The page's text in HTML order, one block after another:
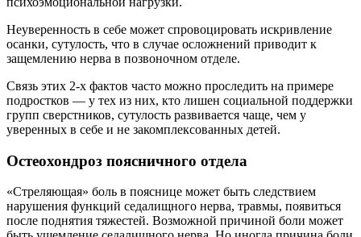
Неуверенность в себе может спровоцировать искривление
осанки, сутулость, что в случае осложнений приводит к
защемлению нерва в позвоночном отделе.
Связь этих 2-х фактов часто можно проследить на примере
подростков — у тех из них, кто лишен социальной поддержки
групп сверстников, сутулость развивается чаще, чем у
уверенных в себе и не закомплексованных детей.
Остеохондроз поясничного отдела
«Стреляющая» боль в пояснице может быть следствием
нарушения функций седалищного нерва, травмы, появиться
после поднятия тяжестей. Возможной причиной боли может